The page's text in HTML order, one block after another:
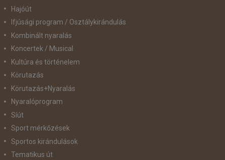
Hajóút
Ifjúsági program / Osztálykirándulás
Kombinált nyaralás
Koncertek / Musical
Kultúra és történelem
Körutazás
Körutazás+Nyaralás
Nyaralóprogram
Síút
Sport mérkőzések
Sportos kirándulások
Tematikus út